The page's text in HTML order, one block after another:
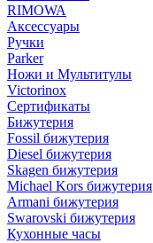
RIMOWA
Аксессуары
Ручки
Parker
Ножи и Мультитулы
Victorinox
Сертификаты
Бижутерия
Fossil бижутерия
Diesel бижутерия
Skagen бижутерия
Michael Kors бижутерия
Armani бижутерия
Swarovski бижутерия
Кухонные часы